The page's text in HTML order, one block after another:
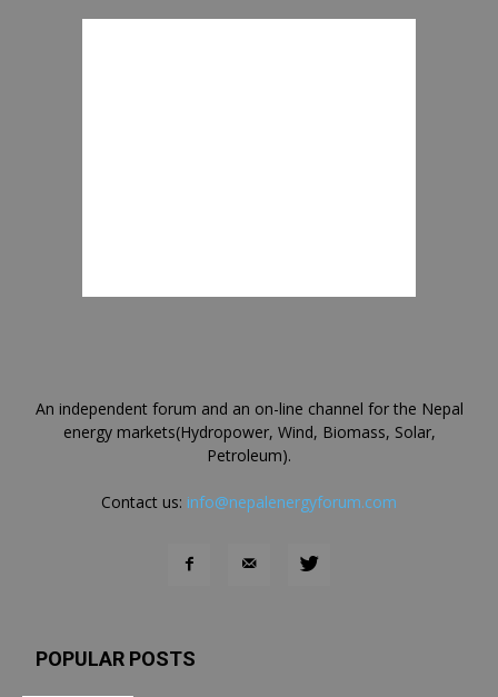
An independent forum and an on-line channel for the Nepal
energy markets(Hydropower, Wind, Biomass, Solar,
Petroleum).
Contact us: info@nepalenergyforum.com
POPULAR POSTS